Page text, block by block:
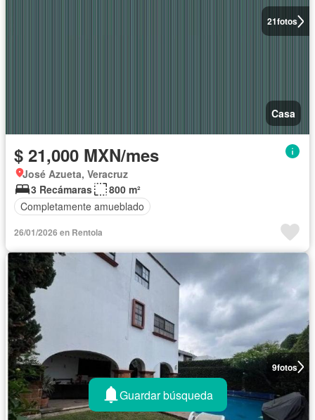
21fotos
Casa
$ 21,000 MXN/mes
José Azueta, Veracruz
3 Recámaras
800 m²
Completamente amueblado
26/01/2026 en Rentola
9fotos
Guardar búsqueda